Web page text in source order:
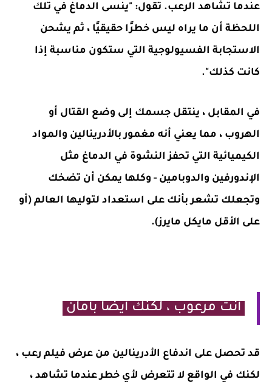
عندما تشاهد الرعب. تقول: "ينسى الدماغ في تلك
اللحظة أن ما يراه ليس خطرًا حقيقيًا ، ثم يشحن
الاستجابة الفسيولوجية التي ستكون مناسبة إذا
كانت كذلك".
في المقابل ، ينتقل جسمك إلى وضع القتال أو
الهروب ، مما يعني أنه مغمور بالأدرينالين والمواد
الكيميائية التي تحفز النشوة في الدماغ مثل
الإندورفين والدوبامين - وكلها يمكن أن تضخك
وتجعلك تشعر بأنك على استعداد لتوليها العالم (أو
على الأقل مايكل مايرز).
أنت مرعوب ، لكنك أيضًا بأمان
قد تحصل على اندفاع الأدرينالين من عرض فيلم رعب ،
لكنك في الواقع لا تتعرض لأي خطر عندما تشاهد ،